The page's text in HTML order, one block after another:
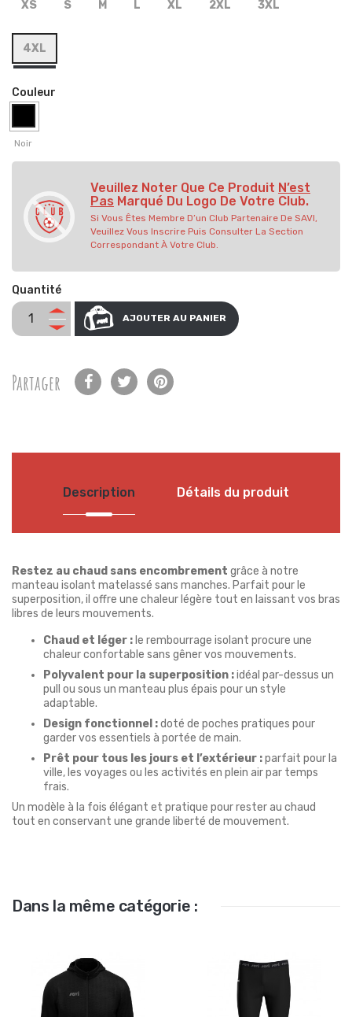
XS S M L XL 2XL 3XL
4XL
Couleur
Noir
Veuillez Noter Que Ce Produit N’est
Pas Marqué Du Logo De Votre Club.
Si Vous Êtes Membre D’un Club Partenaire De SAVI,
Veuillez Vous Inscrire Puis Consulter La Section
Correspondant À Votre Club.
Quantité
AJOUTER AU PANIER
Partager
Description Détails du produit
Restez au chaud sans encombrement grâce à notre
manteau isolant matelassé sans manches. Parfait pour le
superposition, il offre une chaleur légère tout en laissant vos bras
libres de leurs mouvements.
Chaud et léger : le rembourrage isolant procure une
chaleur confortable sans gêner vos mouvements.
Polyvalent pour la superposition :idéal par-dessus un
pull ou sous un manteau plus épais pour un style
adaptable.
Design fonctionnel :doté de poches pratiques pour
garder vos essentiels à portée de main.
Prêt pour tous les jours et l’extérieur :parfait pour la
ville, les voyages ou les activités en plein air par temps
frais.
Un modèle à la fois élégant et pratique pour rester au chaud
tout en conservant une grande liberté de mouvement.
Dans la même catégorie :